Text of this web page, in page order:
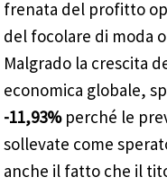
frenata del profitto
del focolare di moda
Malgrado la crescita
economica globale,
-11,93% perché le
sollevate come
anche il fatto che il